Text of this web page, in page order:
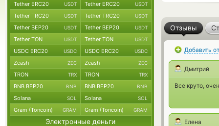
Отзывы
Добавить
Дмитрий
Все круто,
Елена
Tether ERC20 USDT Tether ERC20 USDT
Tether TRC20 USDT Tether TRC20 USDT
Tether BEP20 USDT Tether BEP20 USDT
Tether TON USDT Tether TON USDT
USDC ERC20 USDC USDC ERC20 USDC
Zcash ZEC Zcash ZEC
TRON TRX TRON TRX
BNB BEP20 BNB BNB BEP20 BNB
Solana SOL Solana SOL
Gram (Toncoin) GRAM Gram (Toncoin) GRAM
Электронные деньги